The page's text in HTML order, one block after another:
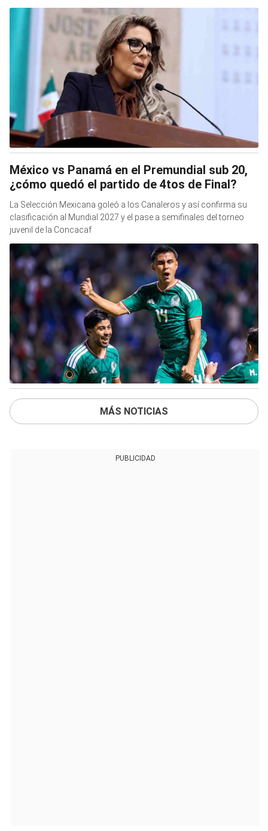
México vs Panamá en el Premundial sub 20,
¿cómo quedó el partido de 4tos de Final?
La Selección Mexicana goleó a los Canaleros y así confirma su
clasificación al Mundial 2027 y el pase a semifinales del torneo
juvenil de la Concacaf
MÁS NOTICIAS
PUBLICIDAD